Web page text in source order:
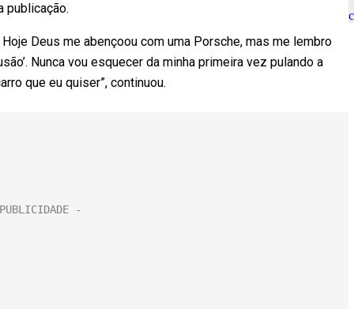
publicação.
Deus me abençoou com uma Porsche, mas me lembro
Nunca vou esquecer da minha primeira vez pulando a
que eu quiser”, continuou.